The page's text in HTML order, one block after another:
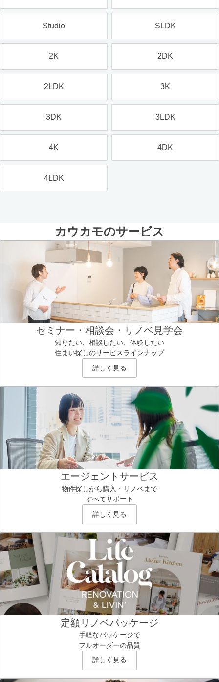
Studio SLDK
2K 2DK
2LDK 3K
3DK 3LDK
4K 4DK
4LDK
カウカモのサービス
セミナー・相談会・リノベ見学会
知りたい、相談したい、体験したい
住まい探しのサービスラインナップ
詳しく見る
エージェントサービス
物件探しから購入・リノベまで
すべてサポート
詳しく見る
定額リノベパッケージ
手軽なパッケージで
フルオーダーの品質
詳しく見る